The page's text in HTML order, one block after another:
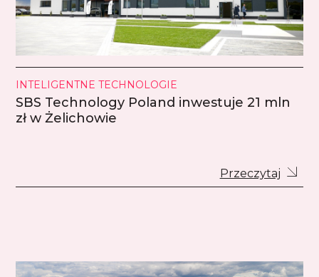
INTELIGENTNE TECHNOLOGIE
SBS Technology Poland inwestuje 21 mln
zł w Żelichowie
Przeczytaj